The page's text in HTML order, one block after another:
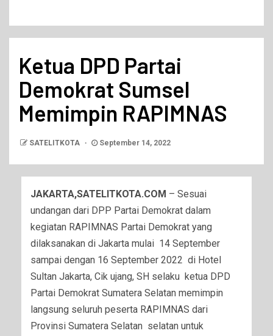
Ketua DPD Partai
Demokrat Sumsel
Memimpin RAPIMNAS
SATELITKOTA September 14, 2022
JAKARTA,SATELITKOTA.COM – Sesuai
undangan dari DPP Partai Demokrat dalam
kegiatan RAPIMNAS Partai Demokrat yang
dilaksanakan di Jakarta mulai 14 September
sampai dengan 16 September 2022 di Hotel
Sultan Jakarta, Cik ujang, SH selaku ketua DPD
Partai Demokrat Sumatera Selatan memimpin
langsung seluruh peserta RAPIMNAS dari
Provinsi Sumatera Selatan selatan untuk